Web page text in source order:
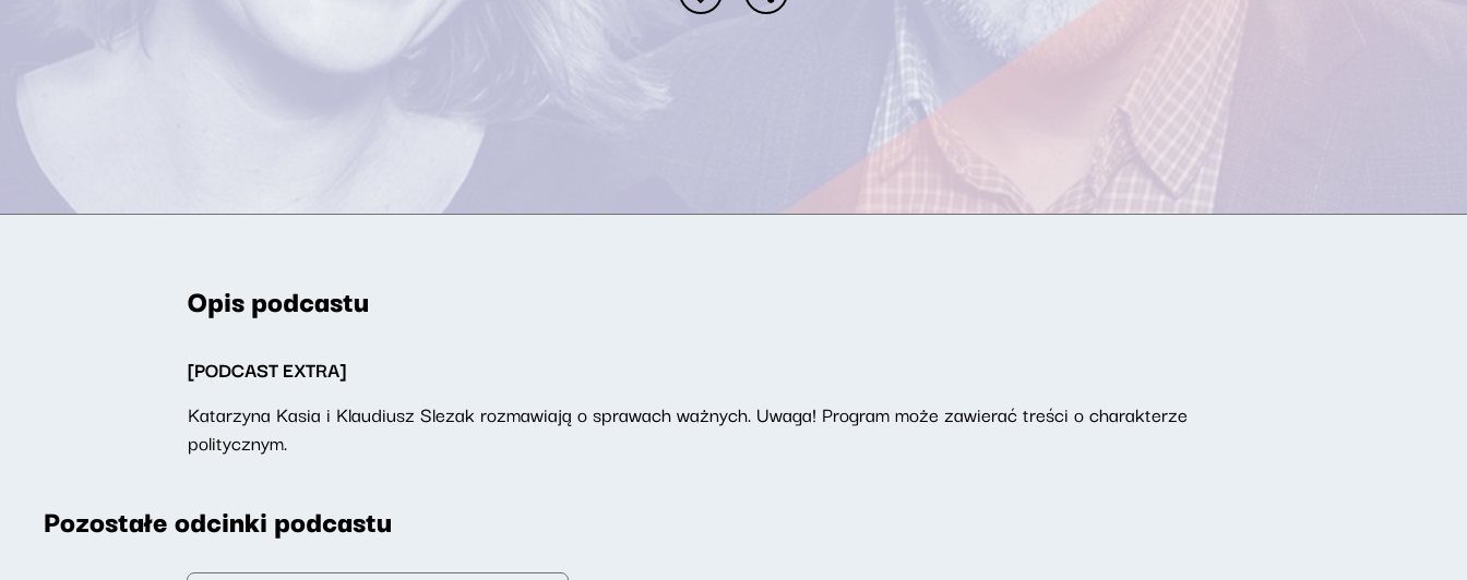
Opis podcastu
[PODCAST EXTRA]
Katarzyna Kasia i Klaudiusz Slezak rozmawiają o sprawach ważnych. Uwaga! Program może zawierać treści o charakterze
politycznym.
Pozostałe odcinki podcastu